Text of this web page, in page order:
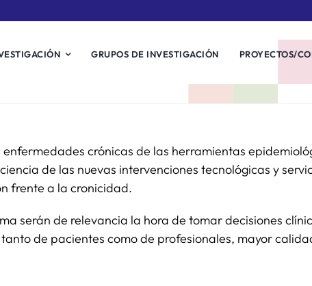
GRUPOS DE INVESTIGACIÓN PROYECTOS/
crónicas de las herramientas
de las nuevas intervenciones tecnológicas y
frente a la cronicidad.
serán de relevancia la hora de tomar decisiones
de pacientes como de profesionales, mayor